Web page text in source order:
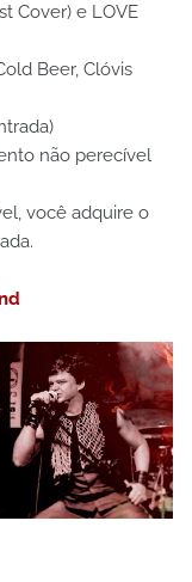
Cover) e LOVE
Beer, Clóvis
não perecível
você adquire o